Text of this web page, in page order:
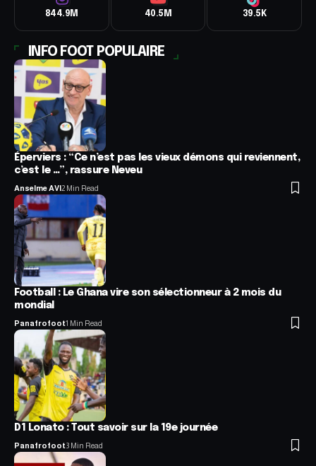
844.9M 40.5M 39.5K
INFO FOOT POPULAIRE
Éperviers : “Ce n’est pas les vieux démons qui reviennent,
c’est le …”, rassure Neveu
Anselme AVI 2 Min Read
Football : Le Ghana vire son sélectionneur à 2 mois du
mondial
Panafrofoot1 Min Read
D1 Lonato : Tout savoir sur la 19e journée
Panafrofoot3 Min Read